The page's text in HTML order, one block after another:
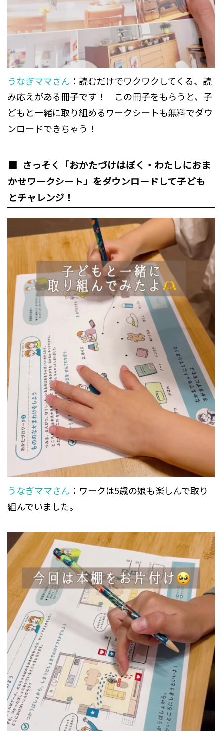
うなぎママさん ：読むだけでワクワクしてくる、読
み応えがある冊子です！ この冊子をもらうと、子
どもと一緒に取り組めるワークシートも無料でダウ
ンロードできちゃう！
さっそく「おかたづけはぼく・わたしにおま
かせワークシート」をダウンロードして子ども
とチャレンジ！
うなぎママさん ：ワークは5歳の娘も楽しんで取り
組んでいました。